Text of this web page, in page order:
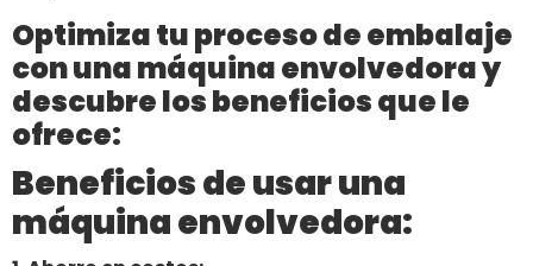
Optimiza tu proceso de embalaje
con una máquina envolvedora y
descubre los beneficios que le
ofrece:
Beneficios de usar una
máquina envolvedora: